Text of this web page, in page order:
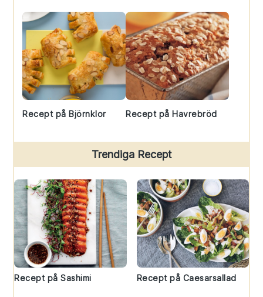
Recept på Björnklor Recept på Havrebröd
Trendiga Recept
Recept på Sashimi Recept på Caesarsallad